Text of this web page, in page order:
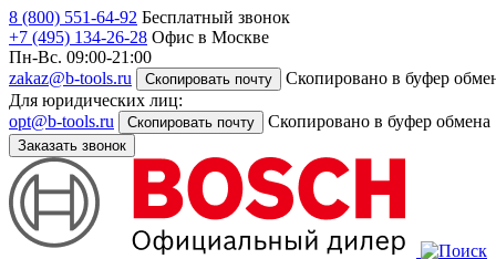
8 (800) 551-64-92 Бесплатный звонок
+7 (495) 134-26-28 Офис в Москве
Пн-Вс. 09:00-21:00
zakaz@b-tools.ru
Скопировать почту
Скопировано в буфер
Для юридических лиц:
opt@b-tools.ru
Скопировать почту Скопировано в буфер обмена
Заказать звонок